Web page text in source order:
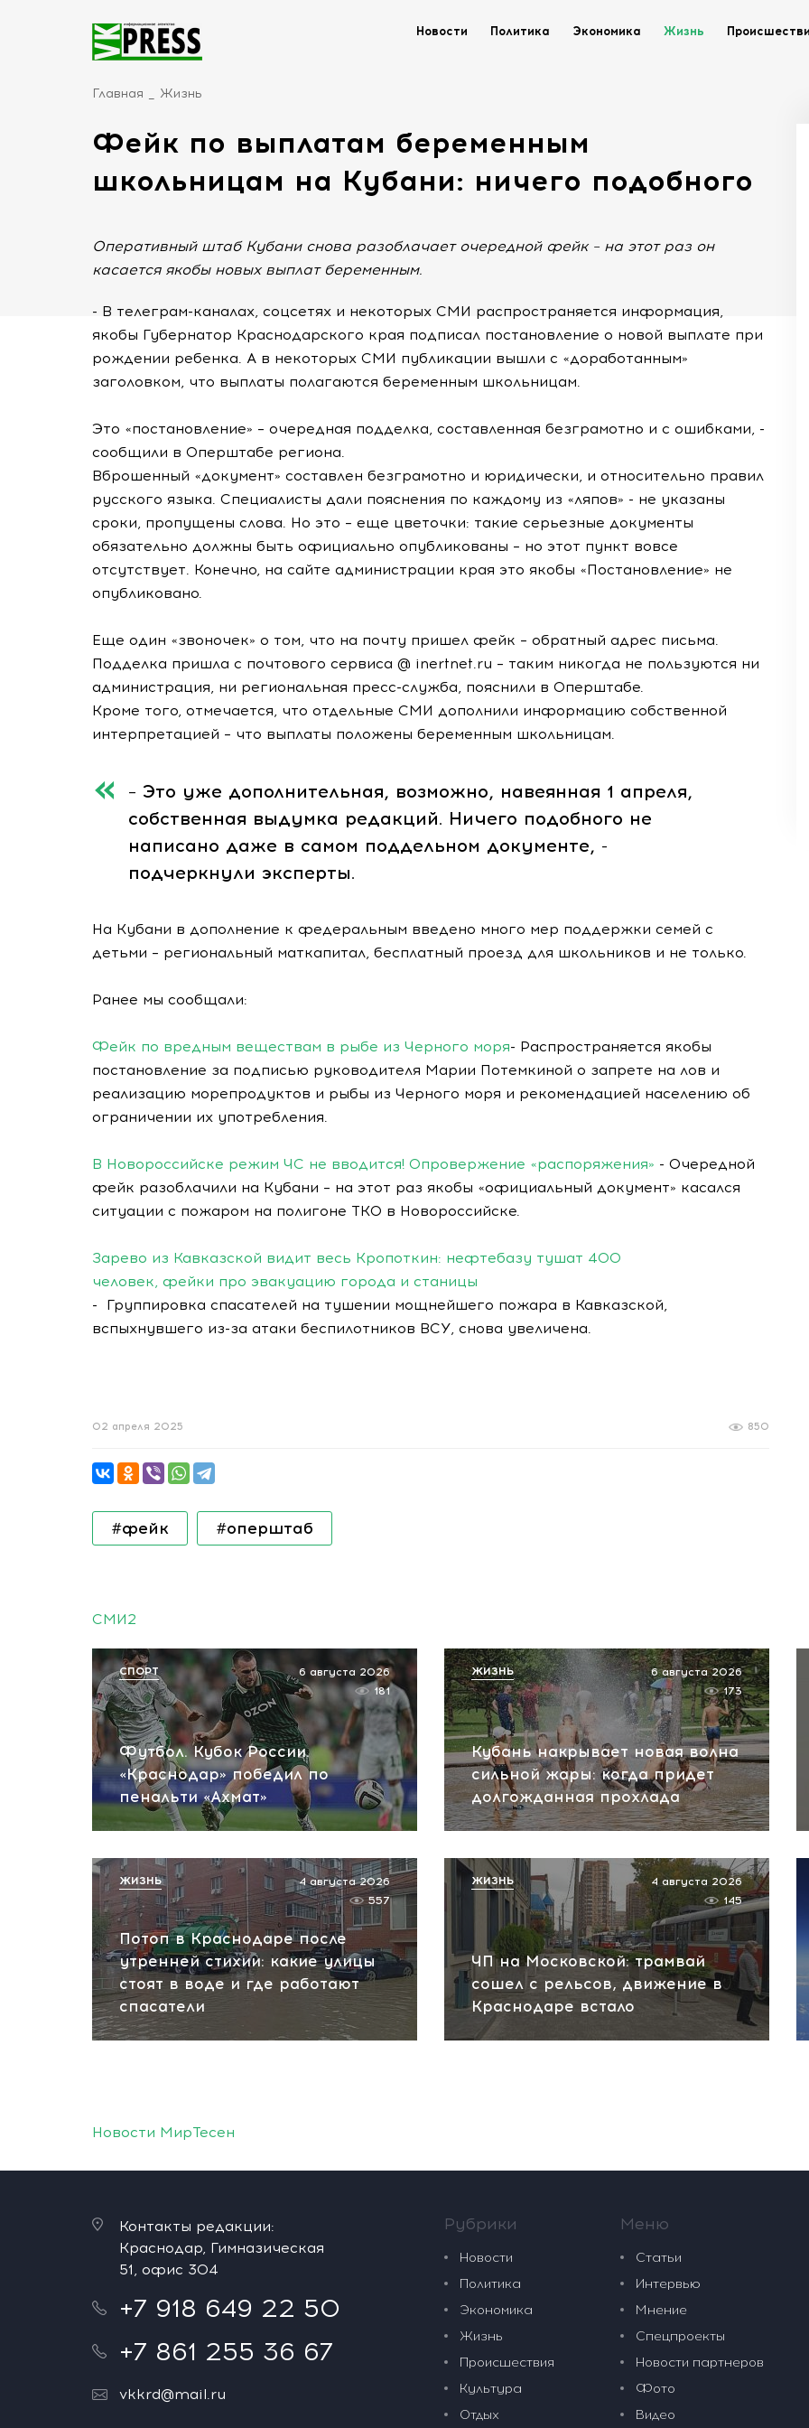
Новости Политика Экономика Жизнь
Главная Жизнь
Фейк по выплатам беременным
школьницам на Кубани: ничего подобного
Оперативный штаб Кубани снова разоблачает очередной фейк – на этот раз он
касается якобы новых выплат беременным.
- В телеграм-каналах, соцсетях и некоторых СМИ распространяется информация,
якобы Губернатор Краснодарского края подписал постановление о новой выплате при
рождении ребенка. А в некоторых СМИ публикации вышли с «доработанным»
заголовком, что выплаты полагаются беременным школьницам.
Это «постановление» – очередная подделка, составленная безграмотно и с ошибками, -
сообщили в Оперштабе региона.
Вброшенный «документ» составлен безграмотно и юридически, и относительно правил
русского языка. Специалисты дали пояснения по каждому из «ляпов» - не указаны
сроки, пропущены слова. Но это – еще цветочки: такие серьезные документы
обязательно должны быть официально опубликованы – но этот пункт вовсе
отсутствует. Конечно, на сайте администрации края это якобы «Постановление» не
опубликовано.
Еще один «звоночек» о том, что на почту пришел фейк – обратный адрес письма.
Подделка пришла с почтового сервиса @ inertnet.ru – таким никогда не пользуются ни
администрация, ни региональная пресс-служба, пояснили в Оперштабе.
Кроме того, отмечается, что отдельные СМИ дополнили информацию собственной
интерпретацией – что выплаты положены беременным школьницам.
– Это уже дополнительная, возможно, навеянная 1 апреля,
собственная выдумка редакций. Ничего подобного не
написано даже в самом поддельном документе, -
подчеркнули эксперты.
На Кубани в дополнение к федеральным введено много мер поддержки семей с
детьми – региональный маткапитал, бесплатный проезд для школьников и не только.
Ранее мы сообщали:
Фейк по вредным веществам в рыбе из Черного моря- Распространяется якобы
постановление за подписью руководителя Марии Потемкиной о запрете на лов и
реализацию морепродуктов и рыбы из Черного моря и рекомендацией населению об
ограничении их употребления.
В Новороссийске режим ЧС не вводится! Опровержение «распоряжения» - Очередной
фейк разоблачили на Кубани – на этот раз якобы «официальный документ» касался
ситуации с пожаром на полигоне ТКО в Новороссийске.
Зарево из Кавказской видит весь Кропоткин: нефтебазу тушат 400
человек, фейки про эвакуацию города и станицы
- Группировка спасателей на тушении мощнейшего пожара в Кавказской,
вспыхнувшего из-за атаки беспилотников ВСУ, снова увеличена.
850
02 апреля 2025
#фейк #оперштаб
СМИ2
Футбол. Кубок России.
«Краснодар» победил по
пенальти «Ахмат»
6 августа 2026
181
СПОРТ
Кубань накрывает новая волна
сильной жары: когда придет
долгожданная прохлада
6 августа 2026
173
ЖИЗНЬ
Потоп в Краснодаре после
утренней стихии: какие улицы
стоят в воде и где работают
спасатели
4 августа 2026
557
ЖИЗНЬ
ЧП на Московской: трамвай
сошел с рельсов, движение в
Краснодаре встало
4 августа 2026
145
ЖИЗНЬ
Новости МирТесен
Контакты редакции:
Краснодар, Гимназическая
51, офис 304
+7 918 649 22 50
+7 861 255 36 67
vkkrd@mail.ru
Рубрики
Новости
Политика
Экономика
Жизнь
Происшествия
Культура
Отдых
Меню
Статьи
Интервью
Мнение
Спецпроекты
Новости партнеров
Фото
Видео